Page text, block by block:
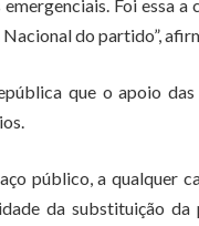
Foi essa a
do partido”,
que o apoio
público, a qualquer
da substituição da